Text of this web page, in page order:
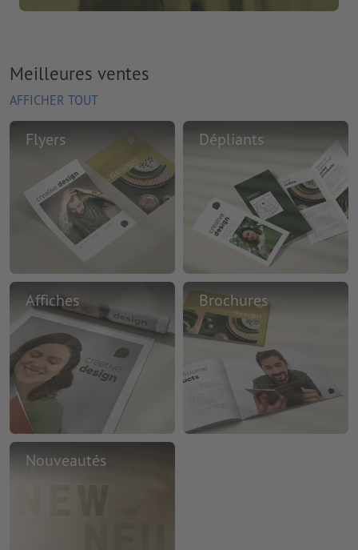
Meilleures ventes
AFFICHER TOUT
Flyers Dépliants
Affiches Brochures
Nouveautés